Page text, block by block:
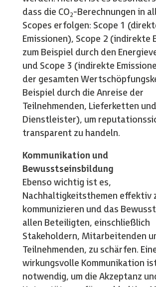
dass die CO2-Berechnungen in
Scopes erfolgen: Scope 1
Emissionen), Scope 2 (indirekte
zum Beispiel durch den
und Scope 3 (indirekte
der gesamten
Beispiel durch die Anreise der
Teilnehmenden, Lieferketten und
Dienstleister), um
transparent zu handeln.
Kommunikation und
Bewusstseinsbildung
Ebenso wichtig ist es,
Nachhaltigkeitsthemen effektiv
kommunizieren und das
allen Beteiligten, einschließlich
Stakeholdern, Mitarbeitenden
Teilnehmenden, zu schärfen.
wirkungsvolle Kommunikation
notwendig, um die Akzeptanz